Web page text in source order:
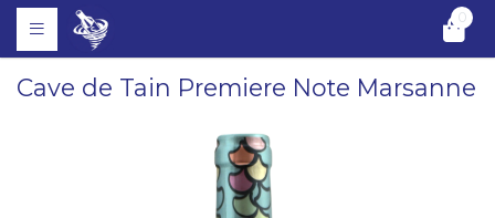
0
Cave de Tain Premiere Note Marsanne